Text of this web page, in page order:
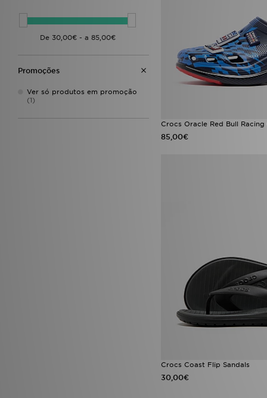
Promoções
Ver só produtos em promoção
(1)
Crocs Oracle Red Bull Racing
85,00€
Crocs Coast Flip Sandals
30,00€